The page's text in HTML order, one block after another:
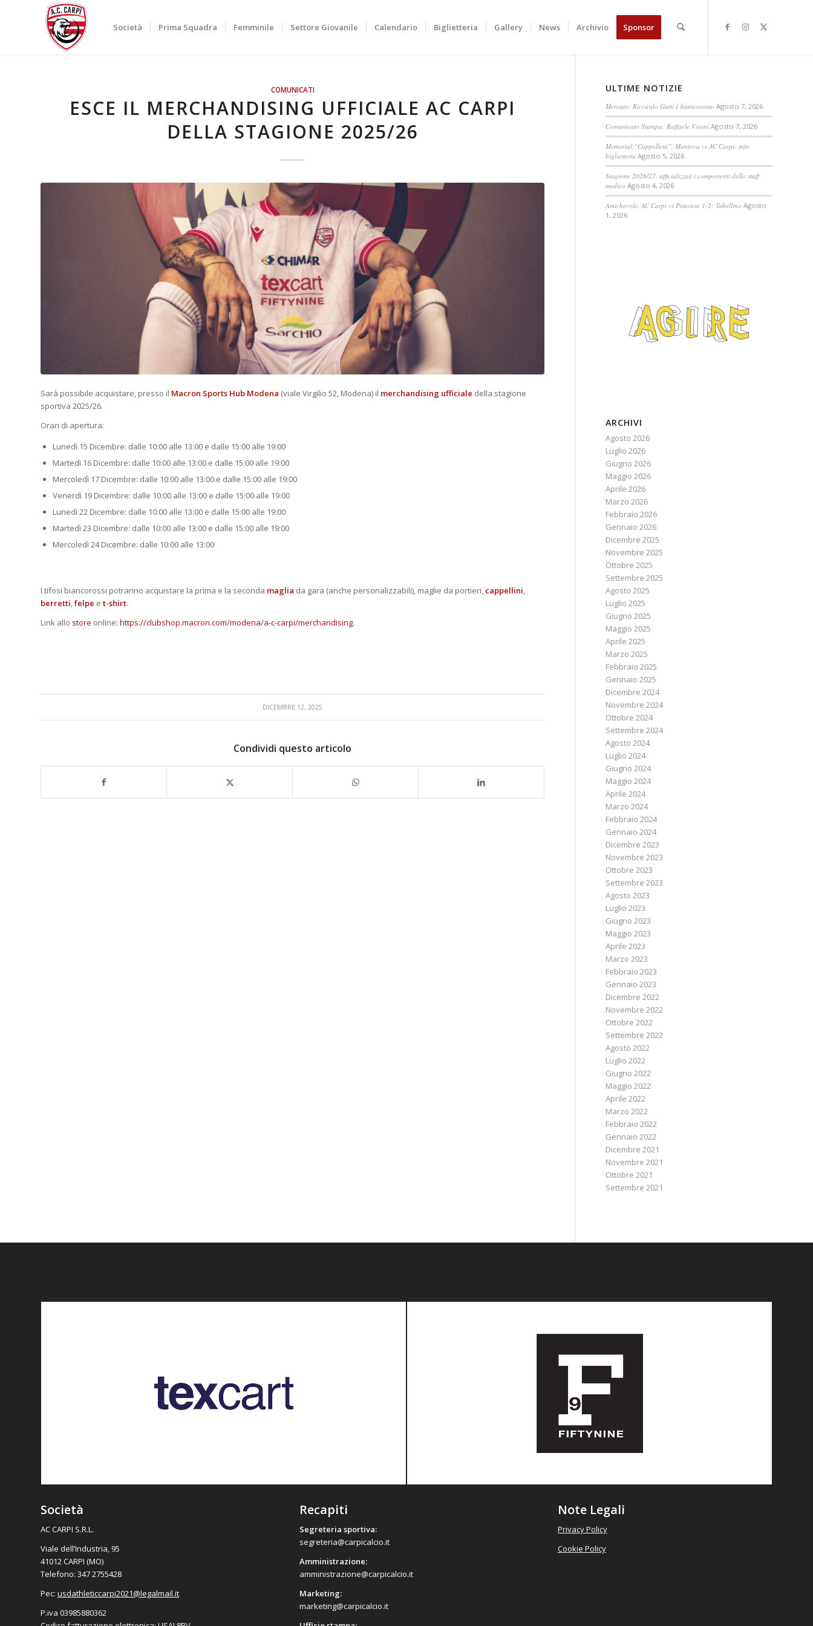
Società Prima Squadra Femminile Settore Giovanile Calendario Biglietteria Gallery News Archivio Sponsor
COMUNICATI
ESCE IL MERCHANDISING UFFICIALE AC CARPI
DELLA STAGIONE 2025/26
Sarà possibile acquistare, presso il Macron Sports Hub Modena (viale Virgilio 52, Modena) il merchandising ufficiale della stagione
sportiva 2025/26.
Orari di apertura:
Lunedì 15 Dicembre: dalle 10:00 alle 13:00 e dalle 15:00 alle 19:00
Martedì 16 Dicembre: dalle 10:00 alle 13:00 e dalle 15:00 alle 19:00
Mercoledì 17 Dicembre: dalle 10:00 alle 13:00 e dalle 15:00 alle 19:00
Venerdì 19 Dicembre: dalle 10:00 alle 13:00 e dalle 15:00 alle 19:00
Lunedì 22 Dicembre: dalle 10:00 alle 13:00 e dalle 15:00 alle 19:00
Martedì 23 Dicembre: dalle 10:00 alle 13:00 e dalle 15:00 alle 19:00
Mercoledì 24 Dicembre: dalle 10:00 alle 13:00
I tifosi biancorossi potranno acquistare la prima e la seconda maglia da gara (anche personalizzabili), maglie da portieri, cappellini,
berretti,felpe e t-shirt.
Link allo store online: https://clubshop.macron.com/modena/a-c-carpi/merchandising.
DICEMBRE 12, 2025
Condividi questo articolo
ULTIME NOTIZIE
Mercato: Riccardo Gatti è biancorosso Agosto 7, 2026
Comunicato Stampa: Raffaele Visani Agosto 7, 2026
Memorial “Cappelletti”, Mantova vs AC Carpi: info
biglietteria Agosto 5, 2026
Stagione 2026/27, ufficializzati i componenti dello staff
medico Agosto 4, 2026
Amichevole, AC Carpi vs Pistoiese 1-2: Tabellino Agosto
1, 2026
ARCHIVI
Agosto 2026
Luglio 2026
Giugno 2026
Maggio 2026
Aprile 2026
Marzo 2026
Febbraio 2026
Gennaio 2026
Dicembre 2025
Novembre 2025
Ottobre 2025
Settembre 2025
Agosto 2025
Luglio 2025
Giugno 2025
Maggio 2025
Aprile 2025
Marzo 2025
Febbraio 2025
Gennaio 2025
Dicembre 2024
Novembre 2024
Ottobre 2024
Settembre 2024
Agosto 2024
Luglio 2024
Giugno 2024
Maggio 2024
Aprile 2024
Marzo 2024
Febbraio 2024
Gennaio 2024
Dicembre 2023
Novembre 2023
Ottobre 2023
Settembre 2023
Agosto 2023
Luglio 2023
Giugno 2023
Maggio 2023
Aprile 2023
Marzo 2023
Febbraio 2023
Gennaio 2023
Dicembre 2022
Novembre 2022
Ottobre 2022
Settembre 2022
Agosto 2022
Luglio 2022
Giugno 2022
Maggio 2022
Aprile 2022
Marzo 2022
Febbraio 2022
Gennaio 2022
Dicembre 2021
Novembre 2021
Ottobre 2021
Settembre 2021
Società
AC CARPI S.R.L.
Viale dell’Industria, 95
41012 CARPI (MO)
Telefono: 347 2755428
Pec: usdathleticcarpi2021@legalmail.it
P.iva 03985880362
Recapiti
Segreteria sportiva:
segreteria@carpicalcio.it
Amministrazione:
amministrazione@carpicalcio.it
Marketing:
marketing@carpicalcio.it
Note Legali
Privacy Policy
Cookie Policy